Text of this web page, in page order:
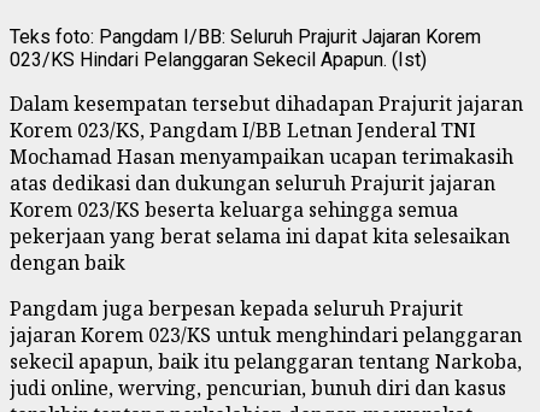
Teks foto: Pangdam I/BB: Seluruh Prajurit Jajaran Korem
023/KS Hindari Pelanggaran Sekecil Apapun. (Ist)
Dalam kesempatan tersebut dihadapan Prajurit jajaran
Korem 023/KS, Pangdam I/BB Letnan Jenderal TNI
Mochamad Hasan menyampaikan ucapan terimakasih
atas dedikasi dan dukungan seluruh Prajurit jajaran
Korem 023/KS beserta keluarga sehingga semua
pekerjaan yang berat selama ini dapat kita selesaikan
dengan baik
Pangdam juga berpesan kepada seluruh Prajurit
jajaran Korem 023/KS untuk menghindari pelanggaran
sekecil apapun, baik itu pelanggaran tentang Narkoba,
judi online, werving, pencurian, bunuh diri dan kasus